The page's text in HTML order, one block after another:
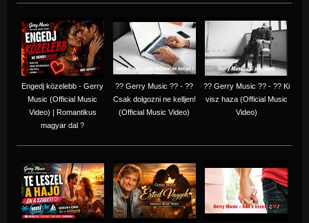
Engedj közelebb - Gerry
Music (Official Music
Video) | Romantikus
magyar dal ?
?? Gerry Music ?? - ??
Csak dolgozni ne kelljen!
(Official Music Video)
?? Gerry Music ?? - ?? Ki
visz haza (Official Music
Video)